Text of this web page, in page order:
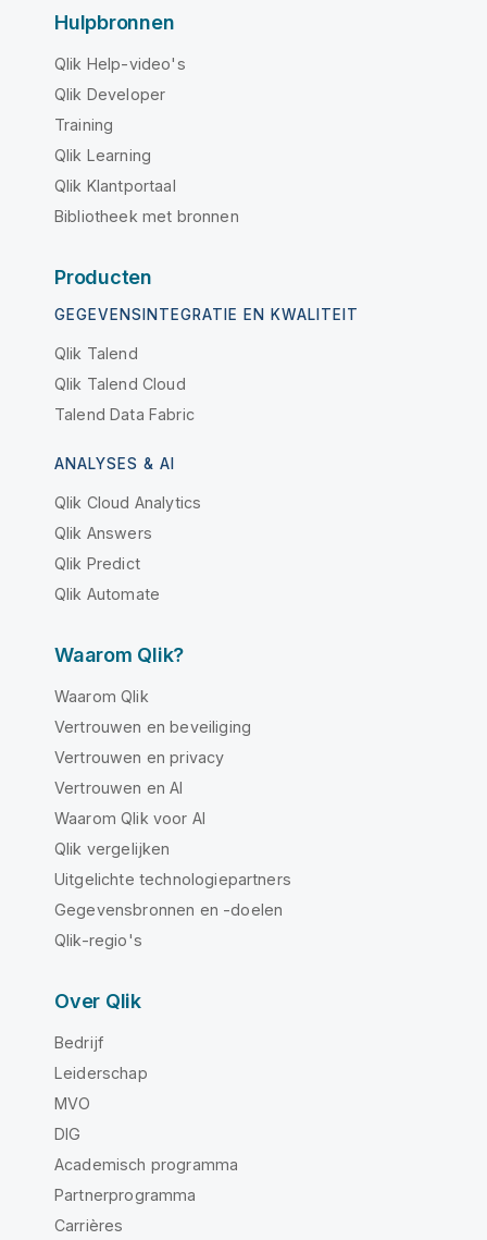
Hulpbronnen
Qlik Help-video's
Qlik Developer
Training
Qlik Learning
Qlik Klantportaal
Bibliotheek met bronnen
Producten
GEGEVENSINTEGRATIE EN KWALITEIT
Qlik Talend
Qlik Talend Cloud
Talend Data Fabric
ANALYSES & AI
Qlik Cloud Analytics
Qlik Answers
Qlik Predict
Qlik Automate
Waarom Qlik?
Waarom Qlik
Vertrouwen en beveiliging
Vertrouwen en privacy
Vertrouwen en AI
Waarom Qlik voor AI
Qlik vergelijken
Uitgelichte technologiepartners
Gegevensbronnen en -doelen
Qlik-regio's
Over Qlik
Bedrijf
Leiderschap
MVO
DIG
Academisch programma
Partnerprogramma
Carrières